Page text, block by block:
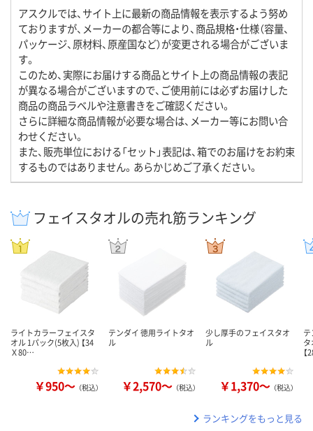
アスクルでは、サイト上に最新の商品情報を表示するよう努め
ておりますが、メーカーの都合等により、商品規格・仕様（容量、
パッケージ、原材料、原産国など）が変更される場合がございま
す。
このため、実際にお届けする商品とサイト上の商品情報の表記
が異なる場合がございますので、ご使用前には必ずお届けした
商品の商品ラベルや注意書きをご確認ください。
さらに詳細な商品情報が必要な場合は、メーカー等にお問い合
わせください。
また、販売単位における「セット」表記は、箱でのお届けをお約束
するものではありません。あらかじめご了承ください。
フェイスタオルの売れ筋ランキング
ライトカラーフェイスタ
オル 1パック(5枚入) 【34
Ｘ80…
￥950～ （税込）
テンダイ 徳用ライトタオ
ル
￥2,570～ （税込）
少し厚手のフェイスタオ
ル
￥1,370～ （税込）
タ
ランキングをもっと見る